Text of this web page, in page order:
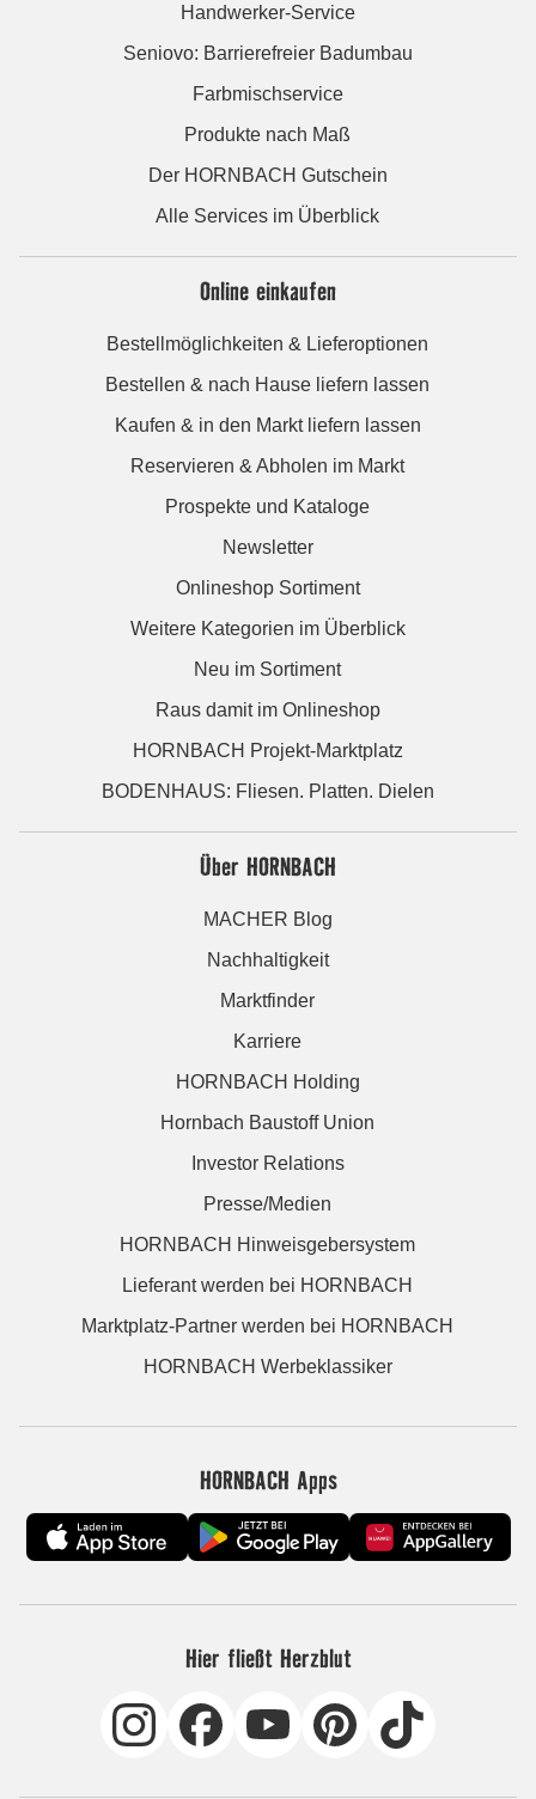
Handwerker-Service
Seniovo: Barrierefreier Badumbau
Farbmischservice
Produkte nach Maß
Der HORNBACH Gutschein
Alle Services im Überblick
Online einkaufen
Bestellmöglichkeiten & Lieferoptionen
Bestellen & nach Hause liefern lassen
Kaufen & in den Markt liefern lassen
Reservieren & Abholen im Markt
Prospekte und Kataloge
Newsletter
Onlineshop Sortiment
Weitere Kategorien im Überblick
Neu im Sortiment
Raus damit im Onlineshop
HORNBACH Projekt-Marktplatz
BODENHAUS: Fliesen. Platten. Dielen
Über HORNBACH
MACHER Blog
Nachhaltigkeit
Marktfinder
Karriere
HORNBACH Holding
Hornbach Baustoff Union
Investor Relations
Presse/Medien
HORNBACH Hinweisgebersystem
Lieferant werden bei HORNBACH
Marktplatz-Partner werden bei HORNBACH
HORNBACH Werbeklassiker
HORNBACH Apps
Hier fließt Herzblut